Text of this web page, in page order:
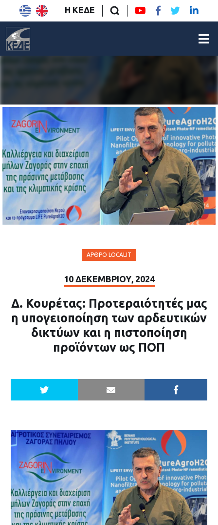
Η ΚΕΔΕ
ΆΡΘΡΟ LOCALIT
10 ΔΕΚΕΜΒΡΊΟΥ, 2024
Δ. Κουρέτας: Προτεραιότητές μας
η υπογειοποίηση των αρδευτικών
δικτύων και η πιστοποίηση
προϊόντων ως ΠΟΠ